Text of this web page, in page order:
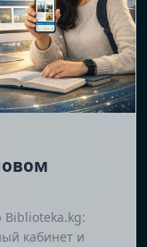
кабинет и